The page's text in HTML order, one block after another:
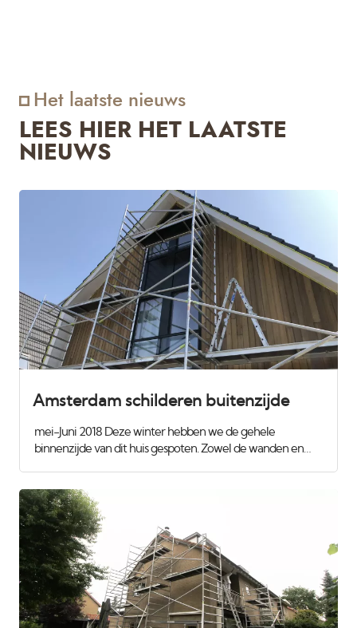
Het laatste nieuws
LEES HIER HET LAATSTE
NIEUWS
Amsterdam schilderen buitenzijde
mei-Juni 2018 Deze winter hebben we de gehele
binnenzijde van dit huis gespoten. Zowel de wanden en
maar de lijsten moesten nog wel rondom geschilrd
worden.